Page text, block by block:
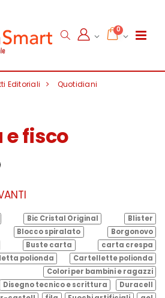
0
Editoriali
Quotidiani
e fisco
Bic Cristal Original
Blister
Blocco spiralato
Borgonovo
Buste carta
carta crespa
polionda
Cartellette polionda
Colori per bambini e ragazzi
Disegno tecnico e scrittura
Duracell